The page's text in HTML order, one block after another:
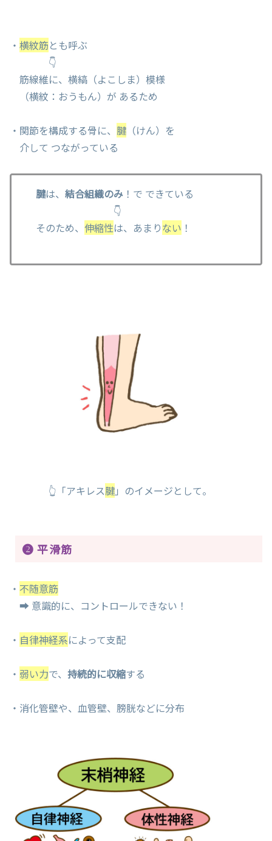
・ 横紋筋とも呼ぶ
👇
筋線維に、横縞（よこしま）模様
（横紋：おうもん）が あるため
・関節を構成する骨に、 腱 （けん）を
介して つながっている
腱は、 結合組織のみ ！で できている
👇
そのため、 伸縮性は、あまりない ！
👆「アキレス腱」のイメージとして。
❷ 平滑筋
・ 不随意筋
➡ 意識的に、コントロールできない！
・ 自律神経系によって支配
・ 弱い力で、 持続的に収縮する
・消化管壁や、血管壁、膀胱などに分布